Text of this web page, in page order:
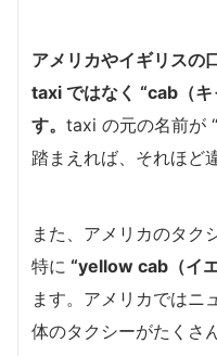
アメリカやイギリスの
taxi ではなく “cab（
す。 taxi の元の名前が
踏まえれば、それほど
また、アメリカのタク
特に “yellow cab（イ
ます。アメリカではニ
体のタクシーがたくさ